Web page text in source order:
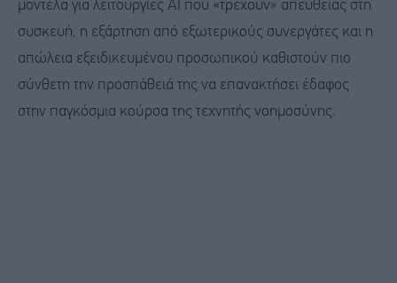
μοντέλα για λειτουργίες AI που «τρέχουν» απευθείας στη
συσκευή, η εξάρτηση από εξωτερικούς συνεργάτες και η
απώλεια εξειδικευμένου προσωπικού καθιστούν πιο
σύνθετη την προσπάθειά της να επανακτήσει έδαφος
στην παγκόσμια κούρσα της τεχνητής νοημοσύνης.